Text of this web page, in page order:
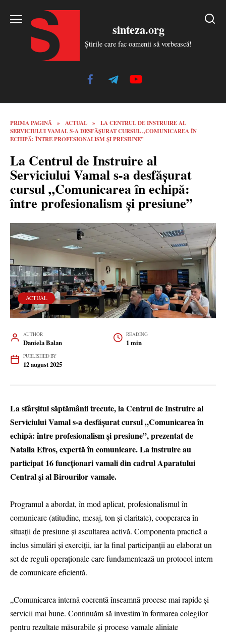
sinteza.org
Știrile care fac oamenii să vorbească!
PRIMA PAGINĂ » ACTUAL »
LA CENTRUL DE INSTRUIRE AL
SERVICIULUI VAMAL S-A DESFĂȘURAT CURSUL „COMUNICAREA ÎN
ECHIPĂ: ÎNTRE PROFESIONALISM ȘI PRESIUNE”
La Centrul de Instruire al
Serviciului Vamal s-a desfășurat
cursul „Comunicarea în echipă:
între profesionalism și presiune”
ACTUAL
AUTHOR
Daniela Balan
READING
1 min
PUBLISHED BY
12 august 2025
La sfârșitul săptămânii trecute, la Centrul de Instruire al
Serviciului Vamal s-a desfășurat cursul „Comunicarea în
echipă: între profesionalism și presiune”, prezentat de
Natalia Efros, expertă în comunicare. La instruire au
participat 16 funcționari vamali din cadrul Aparatului
Central și al Birourilor vamale.
Programul a abordat, în mod aplicat, profesionalismul în
comunicare (atitudine, mesaj, ton și claritate), cooperarea în
situații de presiune și ascultarea activă. Componenta practică a
inclus simulări și exerciții, iar la final participanții au elaborat un
set de reguli operaționale care fundamentează un protocol intern
de comunicare eficientă.
„Comunicarea internă coerentă înseamnă procese mai rapide și
servicii mai bune. Continuăm să investim în formarea colegilor
pentru rezultate măsurabile și procese vamale aliniate